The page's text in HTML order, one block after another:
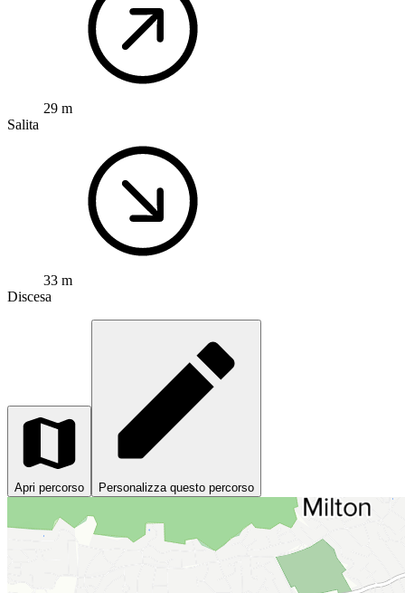
29 m
Salita
33 m
Discesa
Apri percorso Personalizza questo percorso